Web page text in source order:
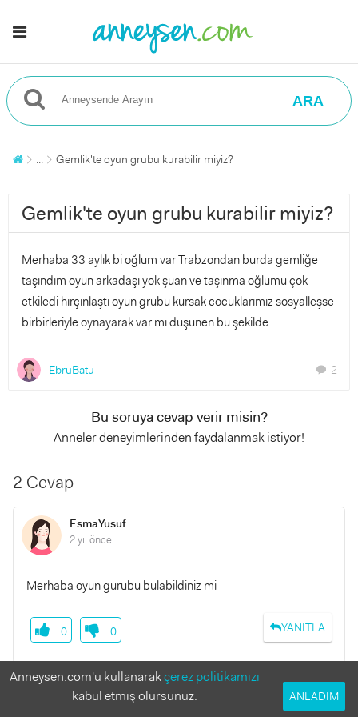
ARA
... Gemlik'te oyun grubu kurabilir miyiz?
Gemlik'te oyun grubu kurabilir miyiz?
Merhaba 33 aylık bi oğlum var Trabzondan burda gemliğe
taşındım oyun arkadaşı yok şuan ve taşınma oğlumu çok
etkiledi hırçınlaştı oyun grubu kursak cocuklarımız sosyalleşse
birbirleriyle oynayarak var mı düşünen bu şekilde
EbruBatu chat 2
Bu soruya cevap verir misin?
Anneler deneyimlerinden faydalanmak istiyor!
2 Cevap
EsmaYusuf
2 yıl önce
Merhaba oyun gurubu bulabildiniz mi
YANITLA
0 0
Duyguesila
Anneysen.com'u kullanarakçerez politikamızı
kabul etmiş olursunuz.
ANLADIM